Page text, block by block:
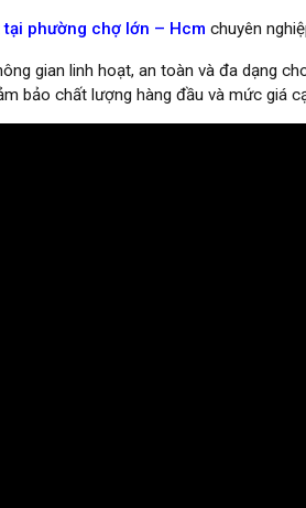
phường chợ lớn – Hcm chuyên
gian linh hoạt, an toàn và đa dạng
bảo chất lượng hàng đầu và mức giá